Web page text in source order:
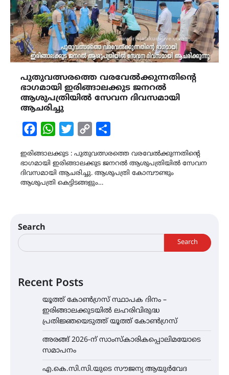
പുതുവത്സരത്തെ വരവേൽക്കുന്നതിന്റെ
ഭാഗമായി ഇരിങ്ങാലക്കുട ജനറൽ
ആശുപത്രിയിൽ സേവന ദിവസമായി
ആചരിച്ചു
FacebookWhatsAppTwitterCopy
ഇരിങ്ങാലക്കുട : പുതുവത്സരത്തെ വരവേൽക്കുന്നതിന്റെ
ഭാഗമായി ഇരിങ്ങാലക്കുട ജനറൽ ആശുപത്രിയിൽ സേവന
ദിവസമായി ആചരിച്ചു. ആശുപത്രി കോമ്പൗണ്ടും
ആശുപത്രി കെട്ടിടങ്ങളും…
Search
Search
Recent Posts
യൂത്ത് കോൺഗ്രസ്‌ സ്ഥാപക ദിനം –
ഇരിങ്ങാലക്കുടയിൽ ലഹരിവിരുദ്ധ
പ്രതിജ്ഞയെടുത്ത് യൂത്ത് കോൺഗ്രസ്
അരങ്ങ് 2026-ന് സാംസ്കാരികപ്പൊലിമയോടെ
സമാപനം
എ.കെ.സി.സി.യുടെ സൗജന്യ ആയുർവേദ